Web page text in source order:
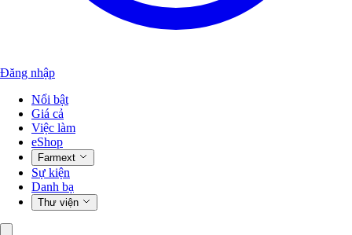
Đăng nhập
Nổi bật
Giá cả
Việc làm
eShop
Farmext
Sự kiện
Danh bạ
Thư viện